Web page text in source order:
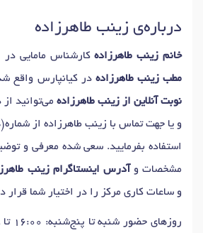
درباره‌ی زینب طاهرزاده
خانم زینب طاهرزادهکارشناس مامایی در
مطب زینب طاهرزاده در کیانپارس واقع
نوبت آنلاین از زینب طاهرزاده می‌توانید
و یا جهت تماس با زینب طاهرزاده از
استفاده بفرمایید. سعی شده معرفی و
مشخصات و آدرس اینستاگرام زینب
و ساعات کاری مرکز را در اختیار شما قرار